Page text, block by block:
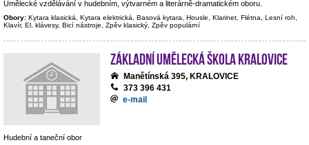
Umělecké vzdělávání v hudebním, výtvarném a literárně-dramatickém oboru.
Obory: Kytara klasická, Kytara elektrická, Basová kytara, Housle, Klarinet, Flétna, Lesní roh,
Klavír, El. klávesy, Bicí nástroje, Zpěv klasický, Zpěv populární
Základní umělecká škola Kralovice
Manětínská 395, KRALOVICE
373 396 431
e-mail
Hudební a taneční obor